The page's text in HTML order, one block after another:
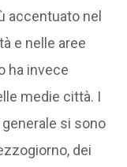
accentuato nel
e nelle aree
ha invece
medie città. I
si sono
dei